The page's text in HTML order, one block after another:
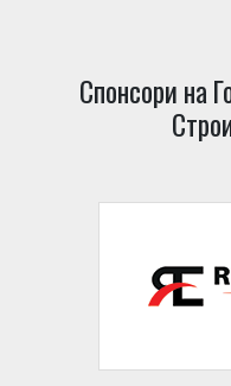
Спонсори на